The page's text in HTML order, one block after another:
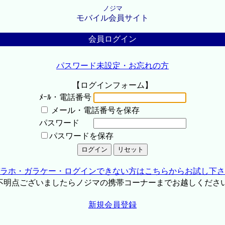
ノジマ
モバイル会員サイト
会員ログイン
パスワード未設定・お忘れの方
【ログインフォーム】
ﾒｰﾙ・電話番号
メール・電話番号を保存
パスワード
パスワードを保存
ホ・ガラケー・ログインできない方はこちらからお試し下
点ございましたらノジマの携帯コーナーまでお越しくださ
新規会員登録